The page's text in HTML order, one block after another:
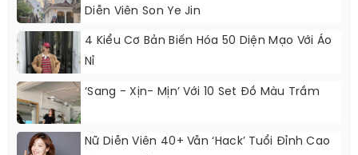
Diễn Viên Son Ye Jin
4 Kiểu Cơ Bản Biến Hóa 50 Diện Mạo Với Áo
Nỉ
‘Sang - Xịn- Mịn’ Với 10 Set Đồ Màu Trầm
Nữ Diễn Viên 40+ Vẫn ‘hack’ Tuổi Đỉnh Cao